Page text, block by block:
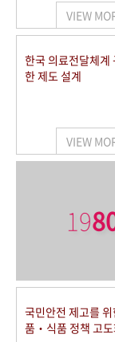
VIEW
한국 의료전달체계
한 제도 설계
VIEW
19
국민안전 제고를
품‧식품 정책 고